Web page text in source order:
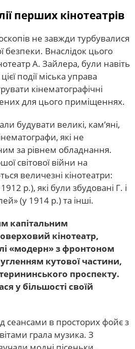
перших кінотеатрів
не завжди турбувалися
Внаслідок цього
А. Зайлера, були навіть
події міська управа
кінематографічні
для цього приміщеннях.
будувати великі, кам’яні,
які не
за рівнем обладнання.
світової війни на
величезні кінотеатри:
р.), які були збудовані Г. і
(у 1914 р.) та інші.
капітальним
кінотеатр,
«модерн» з фронтоном
кутової частини,
проспекту.
у більшості своїй
сеансами в просторих фойє з
грала музика. З